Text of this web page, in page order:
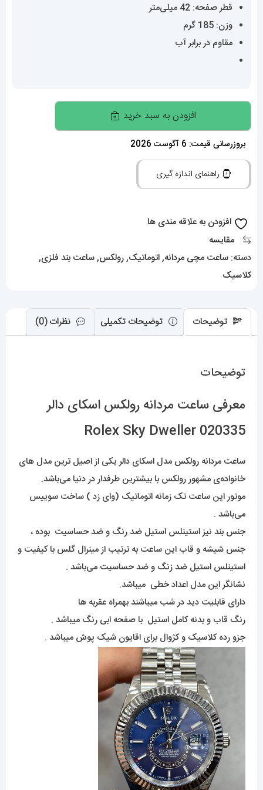
قطر صفحه: 42 میلی‌متر
وزن: 185 گرم
مقاوم در برابر آب
ساعت
مردانه
رولکس
اسکای
Sky
افزودن به سبد خرید
بروزرسانی قیمت: 6 آگوست 2026
راهنمای اندازه گیری
افزودن به علاقه مندی ها
مقایسه
دسته: ساعت مچی مردانه,اتوماتیک,رولکس,ساعت بند فلزی,
کلاسیک
توضیحات توضیحات تکمیلی نظرات (0)
توضیحات
معرفی ساعت مردانه رولکس اسکای دالر
020335 Rolex Sky Dweller
ساعت مردانه رولکس مدل اسکای دالر یکی از اصیل ترین مدل های
خانواده‌ی مشهور رولکس با بیشترین طرفدار در دنیا می‌باشد.
موتور این ساعت تک زمانه اتوماتیک (وای زد ) ساخت سوییس
می‌باشد .
جنس بند نیز استینلس استیل ضد رنگ و ضد حساسیت بوده ،
جنس شیشه و قاب این ساعت به ترتیب از مینرال گلس با کیفیت و
استینلس استیل ضد زنگ و ضد حساسیت می‌باشد .
نشانگر این مدل اعداد خطی میباشد.
دارای قابلیت دید در شب میباشند بهمراه عقربه ها
رنگ قاب و بدنه کامل استیل با صفحه ابی رنگ میباشد .
جزو رده کلاسیک و کژوال برای اقایون شیک پوش میباشد .